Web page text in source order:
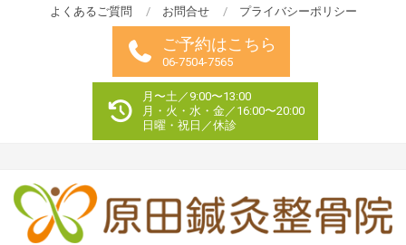
よくあるご質問 お問合せ プライバシーポリシー
ご予約はこちら
06-7504-7565
月〜土／9:00〜13:00
月・火・水・金／16:00〜20:00
日曜・祝日／休診